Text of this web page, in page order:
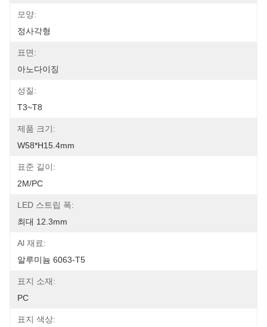
모양:
정사각형
표면:
아노다이징
성질:
T3~T8
제품 크기:
W58*H15.4mm
표준 길이:
2M/PC
LED 스트립 폭:
최대 12.3mm
Al 재료:
알루미늄 6063-T5
표지 소재:
PC
표지 색상: